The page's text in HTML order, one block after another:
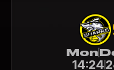
Mon
14:24